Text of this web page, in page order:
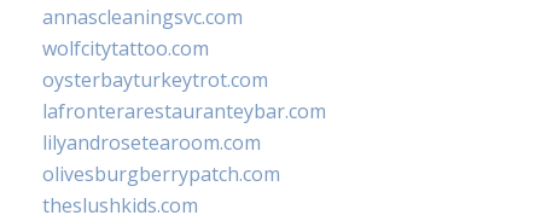
annascleaningsvc.com
wolfcitytattoo.com
oysterbayturkeytrot.com
lafronterarestauranteybar.com
lilyandrosetearoom.com
olivesburgberrypatch.com
theslushkids.com